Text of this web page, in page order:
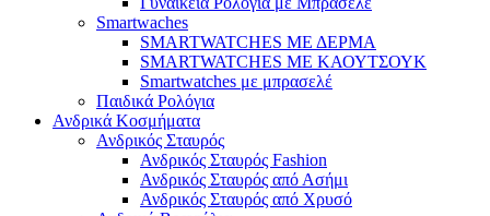
Smartwaches
SMARTWATCHES ΜΕ ΔΕΡΜΑ
SMARTWATCHES ΜΕ ΚΑΟΥΤΣΟΥΚ
Smartwatches με μπρασελέ
Παιδικά Ρολόγια
Ανδρικά Κοσμήματα
Ανδρικός Σταυρός
Ανδρικός Σταυρός Fashion
Ανδρικός Σταυρός από Ασήμι
Ανδρικός Σταυρός από Χρυσό